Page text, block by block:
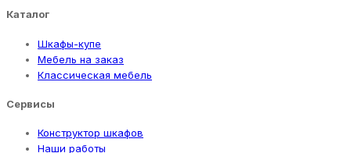
Каталог
Шкафы-купе
Мебель на заказ
Классическая мебель
Сервисы
Конструктор шкафов
Наши работы